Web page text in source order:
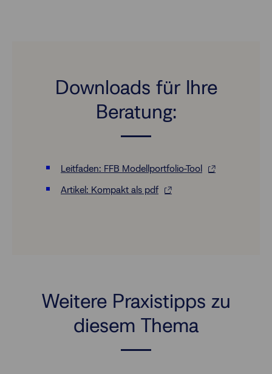
Downloads für Ihre
Beratung:
Leitfaden: FFB Modellportfolio-Tool
Artikel: Kompakt als pdf
Weitere Praxistipps zu
diesem Thema